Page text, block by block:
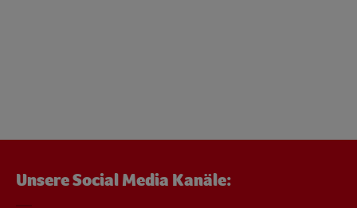
Unsere Social Media Kanäle: